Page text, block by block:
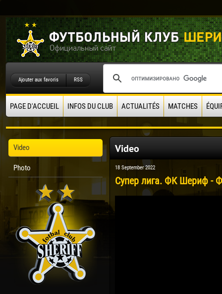
Ajouter aux favoris RSS
PAGE D'ACCUEIL INFOS DU CLUB ACTUALITÉS MATCHES
Video
Photo
Video
18 September 2022
Супер лига. ФК Шериф -